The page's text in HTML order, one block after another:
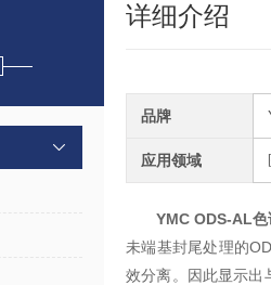
详细介绍
品牌
应用领域
YMC ODS-AL
未端基封尾处理的
效分离。因此显示出